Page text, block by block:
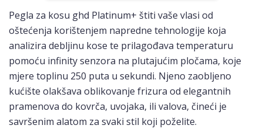
Pegla za kosu ghd Platinum+ štiti vaše vlasi od
oštećenja korištenjem napredne tehnologije koja
analizira debljinu kose te prilagođava temperaturu
pomoću infinity senzora na plutajućim pločama, koje
mjere toplinu 250 puta u sekundi. Njeno zaobljeno
kućište olakšava oblikovanje frizura od elegantnih
pramenova do kovrča, uvojaka, ili valova, čineći je
savršenim alatom za svaki stil koji poželite.